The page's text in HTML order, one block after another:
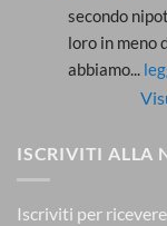
secondo
loro in meno
abbiamo...
ISCRIVITI ALLA
Iscriviti per